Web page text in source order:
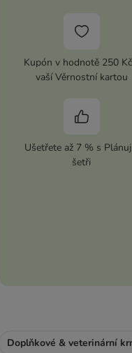
Kupón v hodnotě 250
vaší Věrnostní kartou
Ušetřete až 7 % s
šetři